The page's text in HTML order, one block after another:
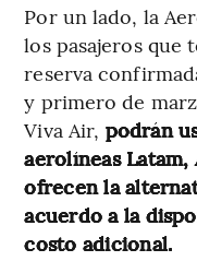
Por un lado, la
los pasajeros que
reserva
y primero de
Viva Air, podrán
aerolíneas Latam,
ofrecen la
acuerdo a la
costo adicional.